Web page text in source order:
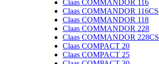
Claas COMMANDOR 116
Claas COMMANDOR 116CS
Claas COMMANDOR 118
Claas COMMANDOR 228
Claas COMMANDOR 228CS
Claas COMPACT 20
Claas COMPACT 25